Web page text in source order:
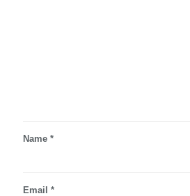
Name *
Email *